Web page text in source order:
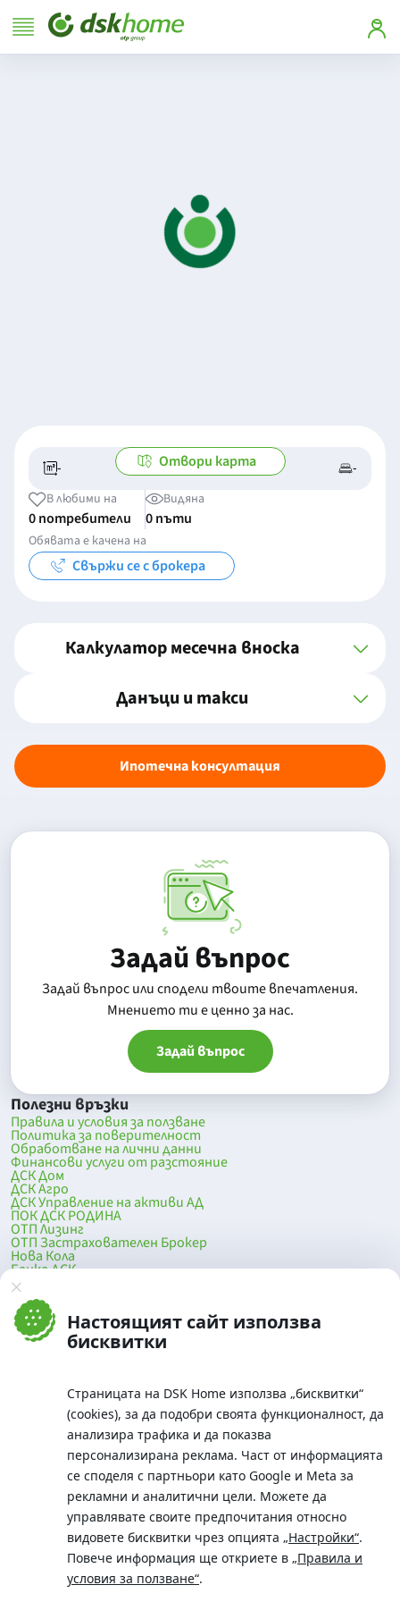
Настоящият сайт използва
бисквитки
Страницата на DSK Home използва „бисквитки“
(cookies), за да подобри своята функционалност, да
анализира трафика и да показва
персонализирана реклама. Част от информацията
се споделя с партньори като Google и Meta за
рекламни и аналитични цели. Можете да
управлявате своите предпочитания относно
видовете бисквитки чрез опцията „Настройки“.
Повече информация ще откриете в „Правила и
условия за ползване“.
- -/- -
Отвори карта
В любими на
0 потребители
Видяна
0 пъти
Обявата е качена на
Свържи се с брокера
Калкулатор месечна вноска
Данъци и такси
Ипотечна консултация
Задай въпрос
Задай въпрос или сподели твоите впечатления.
Mнението ти е ценно за нас.
Задай въпрос
Полезни връзки
Правила и условия за ползване
Политика за поверителност
Обработване на лични данни
Финансови услуги от разстояние
ДСК Дом
ДСК Агро
ДСК Управление на активи АД
ПОК ДСК РОДИНА
ОТП Лизинг
ОТП Застрахователен Брокер
Нова Кола
Банка ДСК
DSK Mobile
Оферти за продажба от Банка ДСК
Клонова мрежа и банкомати
До началото на страницата
Телефон:
0700 10 375 / *2375
Московска No.19 / ул. Г. Бенковски No. 5, София 1036
SWIFT/BIC: